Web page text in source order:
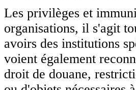
Les privilèges et
organisations, il s'agit
avoirs des institutions
voient également
droit de douane,